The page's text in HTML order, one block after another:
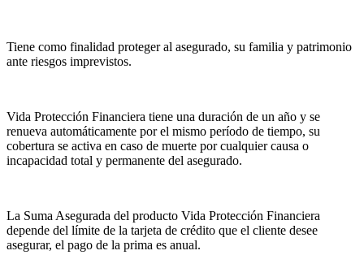
Tiene como finalidad proteger al asegurado, su familia y patrimonio
ante riesgos imprevistos.
Vida Protección Financiera tiene una duración de un año y se
renueva automáticamente por el mismo período de tiempo, su
cobertura se activa en caso de muerte por cualquier causa o
incapacidad total y permanente del asegurado.
La Suma Asegurada del producto Vida Protección Financiera
depende del límite de la tarjeta de crédito que el cliente desee
asegurar, el pago de la prima es anual.